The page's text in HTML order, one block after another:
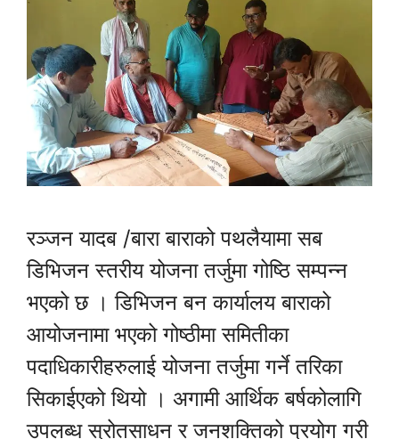
रञ्जन यादब /बारा बाराको पथलैयामा सब
डिभिजन स्तरीय योजना तर्जुमा गोष्ठि सम्पन्न
भएको छ । डिभिजन बन कार्यालय बाराको
आयोजनामा भएको गोष्ठीमा समितीका
पदाधिकारीहरुलाई योजना तर्जुमा गर्ने तरिका
सिकाईएको थियो । अगामी आर्थिक बर्षकोलागि
उपलब्ध स्रोतसाधन र जनशक्तिको प्रयोग गरी